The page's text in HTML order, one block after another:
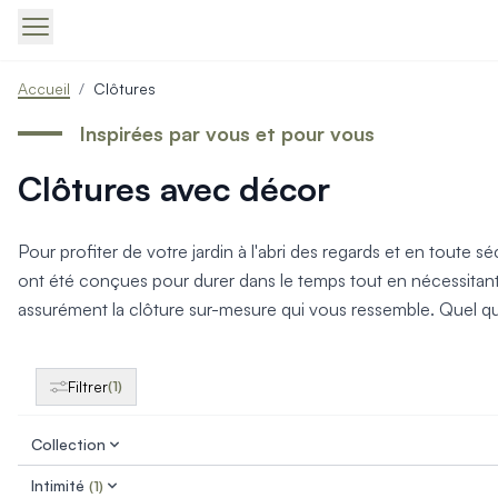
Produits > Portails > Portails contemporains
Produits > Portails > Portails traditionnels
Produits > Portails > Portails architectes
Produits > Portails > Portails avec décors
Produits > Portails > Portails économiques
Produits > Portails > Les ouvertures spéciales
Produits > Portillons > Tous nos portillons
Produits > Portillons > Portillons contemporains
Produits > Portillons > Portillons architectes
Produits > Portillons > Portillons décoratifs
Produits > Portillons > Ouvertures Spéciales
Produits > Clôtures > Toutes nos clôtures
Accueil / Clôtures
Clôtures avec décor
Inspirées par vous et pour vous
Pour profiter de votre jardin à l'abri des regards et en toute
ont été conçues pour durer dans le temps tout en
assurément la clôture sur-mesure qui vous ressemble. Quel
Filtrer(1)
Collection
Intimité (1)